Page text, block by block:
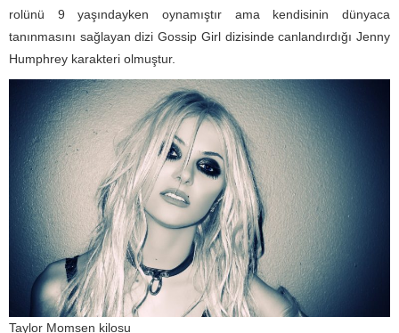
rolünü 9 yaşındayken oynamıştır ama kendisinin dünyaca
tanınmasını sağlayan dizi Gossip Girl dizisinde canlandırdığı Jenny
Humphrey karakteri olmuştur.
Taylor Momsen kilosu